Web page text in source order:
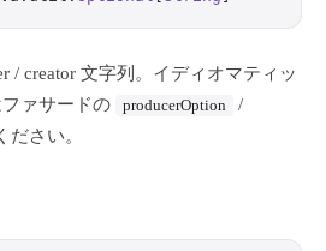
/ creator 文字列。イディオマティッ
ァサードの producerOption /
ださい。